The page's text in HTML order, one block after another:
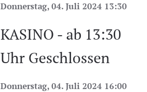
Donnerstag, 04. Juli 2024 13:30
KASINO - ab 13:30
Uhr Geschlossen
Donnerstag, 04. Juli 2024 16:00